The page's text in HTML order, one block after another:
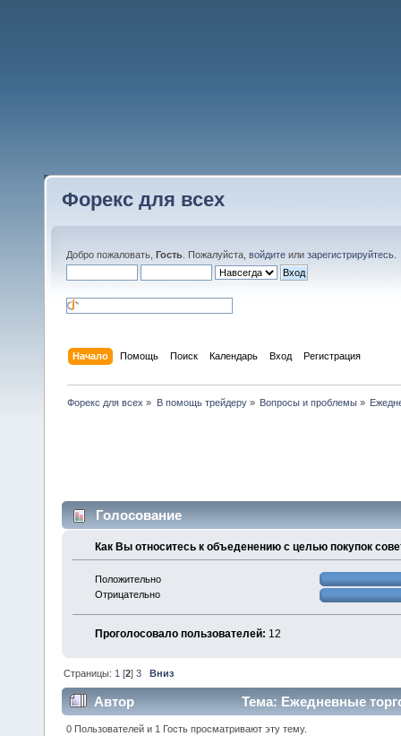
Форекс для всех
Добро пожаловать, Гость . Пожалуйста, войдите или зарегистрируйтесь
Начало Помощь Поиск Календарь Вход Регистрация
Форекс для всех » В помощь трейдеру» Вопросы и проблемы»
Голосование
Как Вы относитесь к объеденению с целью покупок
Положительно
Отрицательно
Проголосовало пользователей: 12
Страницы: 1 [2]3 Вниз
Автор Тема: Ежедневные
0 Пользователей и 1 Гость просматривают эту тему.